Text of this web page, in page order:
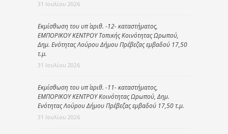
31 Ιουλίου 2026
Εκμίσθωση του υπ΄ αριθ. -12- καταστήματος,
ΕΜΠΟΡΙΚΟΥ ΚΕΝΤΡΟΥ Τοπικής Κοινότητας Ωρωπού,
Δημ. Ενότητας Λούρου Δήμου Πρέβεζας εμβαδού 17,50
τ.μ.
31 Ιουλίου 2026
Εκμίσθωση του υπ΄ αριθ. -11- καταστήματος,
ΕΜΠΟΡΙΚΟΥ ΚΕΝΤΡΟΥ Κοινότητας Ωρωπού, Δημ.
Ενότητας Λούρου Δήμου Πρέβεζας εμβαδού 17,50 τ.μ.
31 Ιουλίου 2026